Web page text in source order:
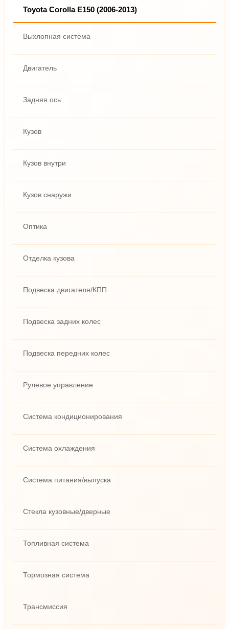
Toyota Corolla E150 (2006-2013)
Выхлопная система
Двигатель
Задняя ось
Кузов
Кузов внутри
Кузов снаружи
Оптика
Отделка кузова
Подвеска двигателя/КПП
Подвеска задних колес
Подвеска передних колес
Рулевое управление
Система кондиционирования
Система охлаждения
Система питания/выпуска
Стекла кузовные/дверные
Топливная система
Тормозная система
Трансмиссия